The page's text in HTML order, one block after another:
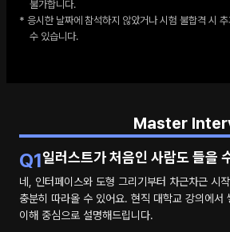
불가합니다.
응시한 날짜에 참석하지 않았거나 시험 불합격 시
수 있습니다.
Master
Q1일러스트가 처음인 사람도 들을
네, 인터페이스와 도형 그리기부터 차근차근 시
충분히 따라올 수 있어요. 현직 대학교 강의에서
이해 중심으로 설명해드립니다.